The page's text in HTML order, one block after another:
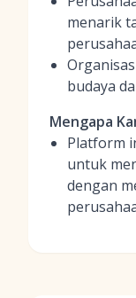
menarik
budaya
Mengapa
Platform
untuk
dengan